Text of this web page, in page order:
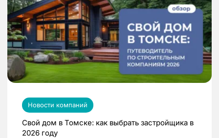
Новости компаний
Свой дом в Томске: как выбрать застройщика в
2026 году